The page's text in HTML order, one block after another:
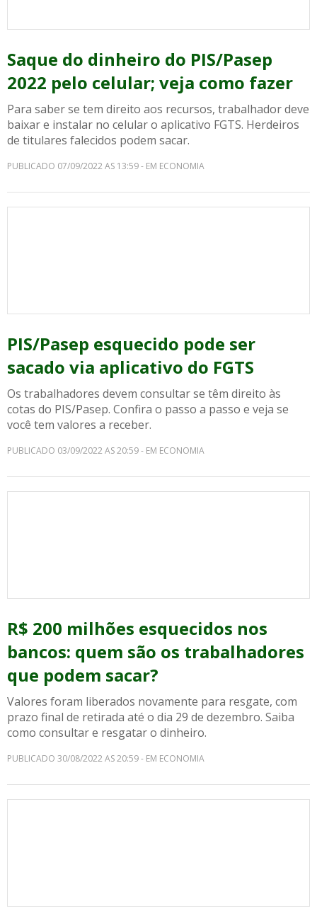
Saque do dinheiro do PIS/Pasep
2022 pelo celular; veja como fazer
Para saber se tem direito aos recursos, trabalhador deve
baixar e instalar no celular o aplicativo FGTS. Herdeiros
de titulares falecidos podem sacar.
PUBLICADO 07/09/2022 AS 13:59 - EM ECONOMIA
PIS/Pasep esquecido pode ser
sacado via aplicativo do FGTS
Os trabalhadores devem consultar se têm direito às
cotas do PIS/Pasep. Confira o passo a passo e veja se
você tem valores a receber.
PUBLICADO 03/09/2022 AS 20:59 - EM ECONOMIA
R$ 200 milhões esquecidos nos
bancos: quem são os trabalhadores
que podem sacar?
Valores foram liberados novamente para resgate, com
prazo final de retirada até o dia 29 de dezembro. Saiba
como consultar e resgatar o dinheiro.
PUBLICADO 30/08/2022 AS 20:59 - EM ECONOMIA